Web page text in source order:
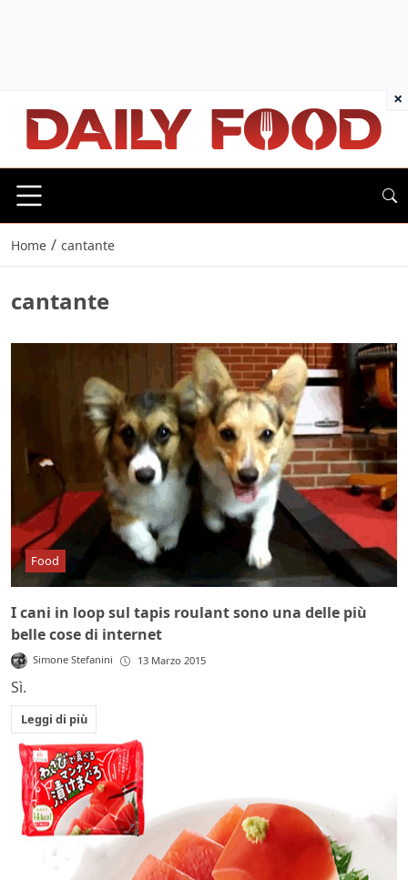
Home / cantante
cantante
Food
I cani in loop sul tapis roulant sono una delle più
belle cose di internet
Simone Stefanini 13 Marzo 2015
Sì.
Leggi di più
×